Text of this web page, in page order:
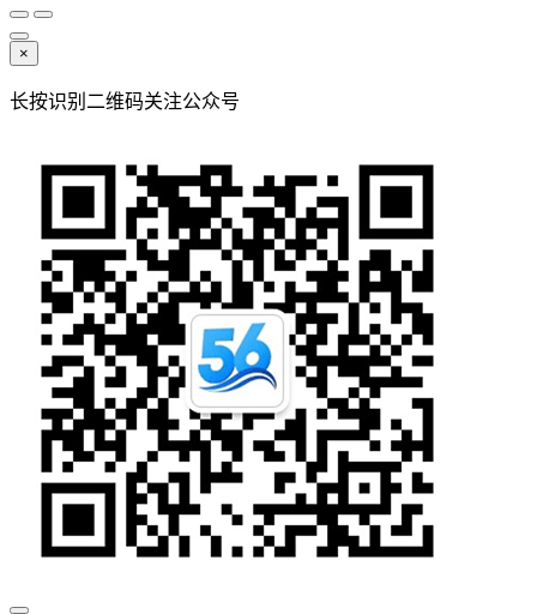
×
长按识别二维码关注公众号